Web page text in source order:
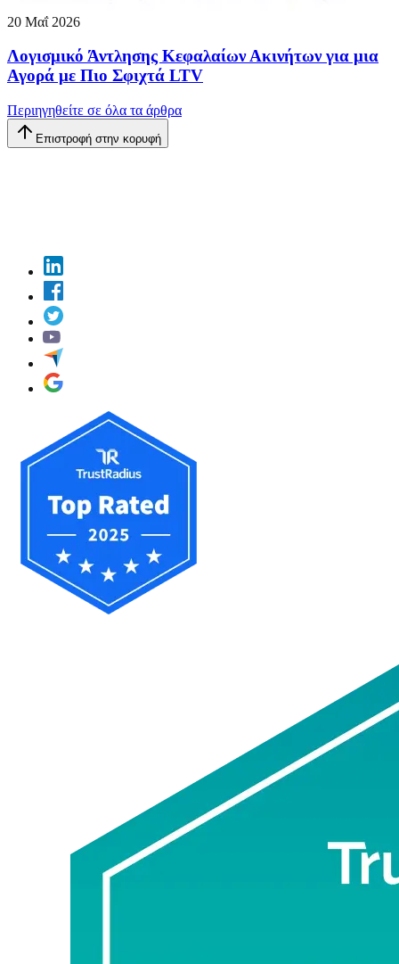
20 Μαΐ 2026
Λογισμικό Άντλησης Κεφαλαίων Ακινήτων για μια
Αγορά με Πιο Σφιχτά LTV
Περιηγηθείτε σε όλα τα άρθρα
Επιστροφή στην κορυφή